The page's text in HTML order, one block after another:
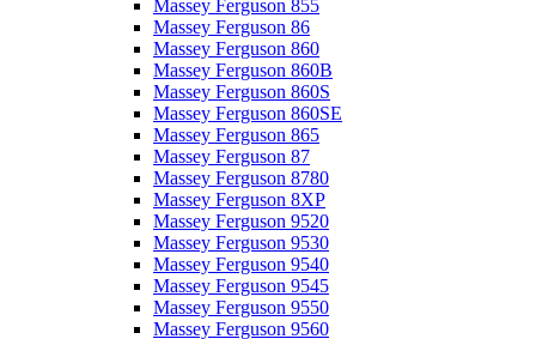
Massey Ferguson 855
Massey Ferguson 86
Massey Ferguson 860
Massey Ferguson 860B
Massey Ferguson 860S
Massey Ferguson 860SE
Massey Ferguson 865
Massey Ferguson 87
Massey Ferguson 8780
Massey Ferguson 8XP
Massey Ferguson 9520
Massey Ferguson 9530
Massey Ferguson 9540
Massey Ferguson 9545
Massey Ferguson 9550
Massey Ferguson 9560